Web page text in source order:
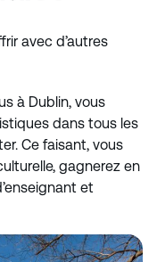
avec d’autres
à Dublin, vous
dans tous les
Ce faisant, vous
gagnerez en
et